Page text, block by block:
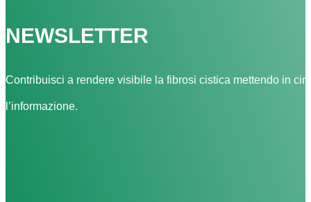
NEWSLETTER
Contribuisci a rendere visibile la fibrosi cistica mettendo in
l’informazione.